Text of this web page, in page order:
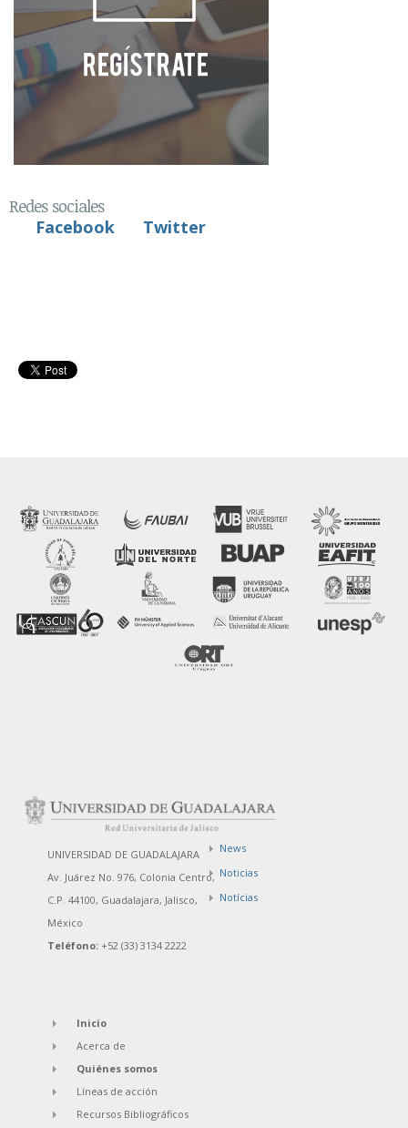
Redes sociales
Facebook
Twitter
UNIVERSIDAD DE GUADALAJARA
Av. Juárez No. 976, Colonia Centro,
C.P. 44100, Guadalajara, Jalisco,
México
Teléfono: +52 (33) 3134 2222
News
Noticias
Notícias
Inicio
Acerca de
Quiénes somos
Líneas de acción
Recursos Bibliográficos